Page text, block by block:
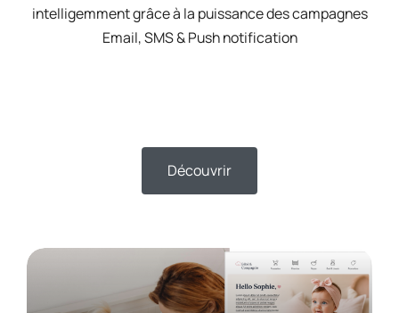
intelligemment grâce à la puissance des campagnes
Email, SMS & Push notification
Découvrir